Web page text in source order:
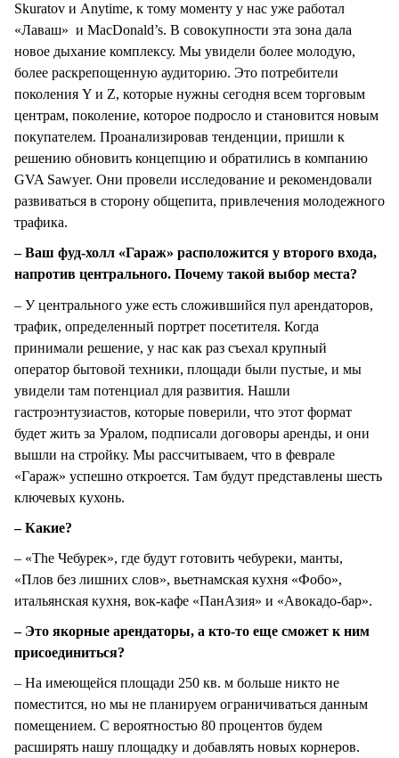
Skuratov и Anytime, к тому моменту у нас уже работал
«Лаваш» и MacDonald’s. В совокупности эта зона дала
новое дыхание комплексу. Мы увидели более молодую,
более раскрепощенную аудиторию. Это потребители
поколения Y и Z, которые нужны сегодня всем торговым
центрам, поколение, которое подросло и становится новым
покупателем. Проанализировав тенденции, пришли к
решению обновить концепцию и обратились в компанию
GVA Sawyer. Они провели исследование и рекомендовали
развиваться в сторону общепита, привлечения молодежного
трафика.
– Ваш фуд-холл «Гараж» расположится у второго входа,
напротив центрального. Почему такой выбор места?
– У центрального уже есть сложившийся пул арендаторов,
трафик, определенный портрет посетителя. Когда
принимали решение, у нас как раз съехал крупный
оператор бытовой техники, площади были пустые, и мы
увидели там потенциал для развития. Нашли
гастроэнтузиастов, которые поверили, что этот формат
будет жить за Уралом, подписали договоры аренды, и они
вышли на стройку. Мы рассчитываем, что в феврале
«Гараж» успешно откроется. Там будут представлены шесть
ключевых кухонь.
– Какие?
– «The Чебурек», где будут готовить чебуреки, манты,
«Плов без лишних слов», вьетнамская кухня «Фобо»,
итальянская кухня, вок-кафе «ПанАзия» и «Авокадо-бар».
– Это якорные арендаторы, а кто-то еще сможет к ним
присоединиться?
– На имеющейся площади 250 кв. м больше никто не
поместится, но мы не планируем ограничиваться данным
помещением. С вероятностью 80 процентов будем
расширять нашу площадку и добавлять новых корнеров.